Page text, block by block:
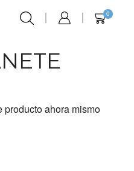
0
producto ahora mismo